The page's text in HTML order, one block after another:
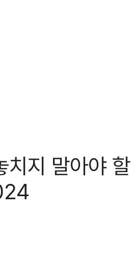
치지 말아야 할